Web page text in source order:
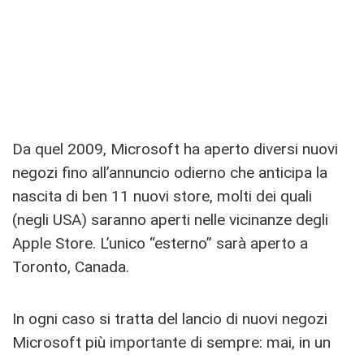
Da quel 2009, Microsoft ha aperto diversi nuovi
negozi fino all’annuncio odierno che anticipa la
nascita di ben 11 nuovi store, molti dei quali
(negli USA) saranno aperti nelle vicinanze degli
Apple Store. L’unico “esterno” sarà aperto a
Toronto, Canada.
In ogni caso si tratta del lancio di nuovi negozi
Microsoft più importante di sempre: mai, in un